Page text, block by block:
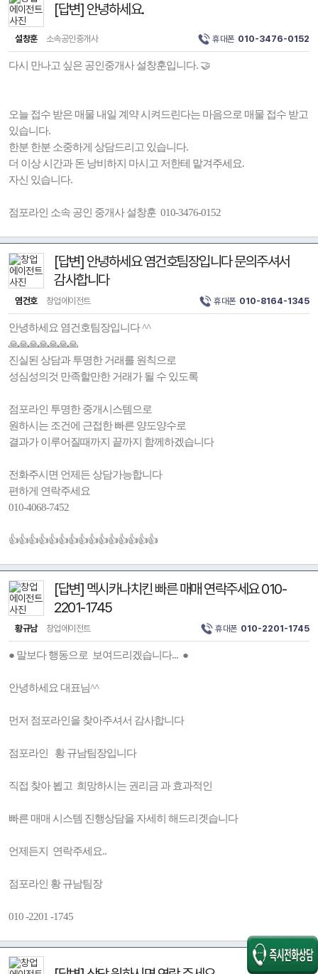
[답변] 안녕하세요.
설창훈 소속공인중개사 휴대폰 010-3476-0152
다시 만나고 싶은 공인중개사 설창훈입니다. 🤝
오늘 접수 받은 매물 내일 계약 시켜드린다는 마음으로 매물 접수 받고
있습니다.
한분 한분 소중하게 상담드리고 있습니다.
더 이상 시간과 돈 낭비하지 마시고 저한테 맡겨주세요.
자신 있습니다.
점포라인 소속 공인 중개사 설창훈 010-3476-0152
[답변] 안녕하세요 염건호팀장입니다 문의주셔서
감사합니다
염건호 창업에이전트 휴대폰 010-8164-1345
안녕하세요 염건호팀장입니다 ^^
🙏🙏🙏🙏🙏🙏🙏
진실된 상담과 투명한 거래를 원칙으로
성심성의것 만족할만한 거래가 될 수 있도록
점포라인 투명한 중개시스템으로
원하시는 조건에 근접한 빠른 양도양수로
결과가 이루어질때까지 끝까지 함께하겠습니다
전화주시면 언제든 상담가능합니다
편하게 연락주세요
010-4068-7452
👍👍👍👍👍👍👍👍👍👍👍👍👍👍👍
[답변] 멕시카나치킨 빠른 매매 연락주세요 010-
2201-1745
황규남 창업에이전트 휴대폰 010-2201-1745
● 말보다 행동으로 보여드리겠습니다... ●
안녕하세요 대표님^^
먼저 점포라인을 찾아주셔서 감사합니다
점포라인 황 규남팀장입니다
직접 찾아 뵙고 희망하시는 권리금 과 효과적인
빠른 매매 시스템 진행상담을 자세히 해드리겟습니다
언제든지 연락주세요..
점포라인 황 규남팀장
010 -2201 -1745